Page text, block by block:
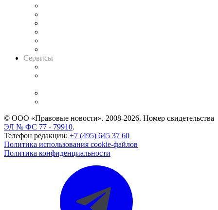
Сервисы
© ООО «Правовые новости». 2008-2026. Номер свидетельства
ЭЛ № ФС 77 - 79910.
Телефон редакции: +7 (495) 645 37 60
Политика использования cookie-файлов
Политика конфиденциальности